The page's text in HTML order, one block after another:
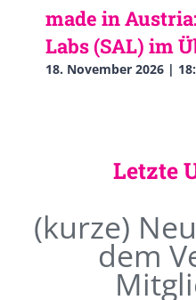
made in
Labs (SAL) im
18. November 2026 |
Letzte
(kurze)
dem